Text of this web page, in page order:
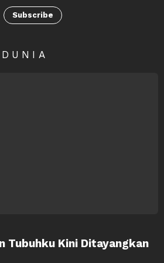
Subscribe
Tubuhku Kini Ditayangkan